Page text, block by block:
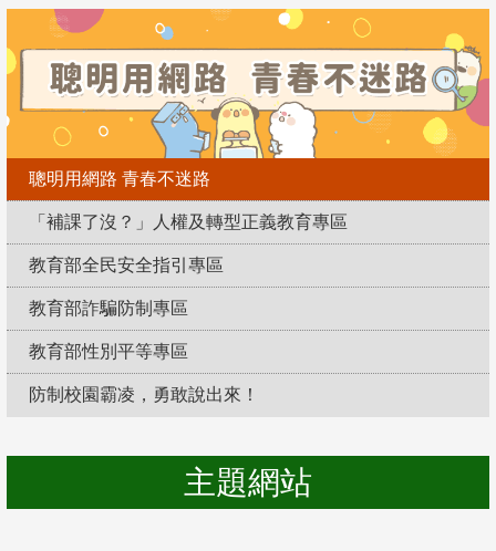
聰明用網路 青春不迷路
「補課了沒？」人權及轉型正義教育專區
教育部全民安全指引專區
教育部詐騙防制專區
教育部性別平等專區
防制校園霸凌，勇敢說出來！
主題網站